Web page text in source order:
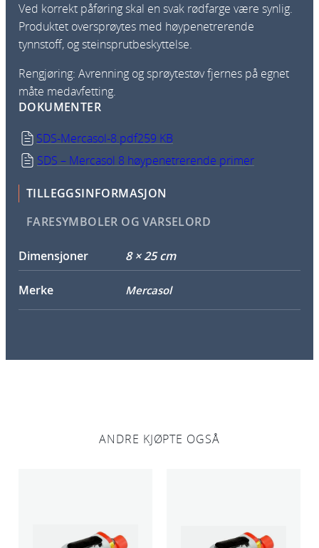
Ved korrekt påføring skal en svak rødfarge være synlig.
Produktet oversprøytes med høypenetrerende
tynnstoff, og steinsprutbeskyttelse.
Rengjøring: Avrenning og sprøytestøv fjernes på egnet
måte medavfetting.
DOKUMENTER
SDS-Mercasol-8.pdf259 KB
SDS – Mercasol 8 høypenetrerende primer
TILLEGGSINFORMASJON
FARESYMBOLER OG VARSELORD
Dimensjoner 8 × 25 cm
Merke Mercasol
ANDRE KJØPTE OGSÅ